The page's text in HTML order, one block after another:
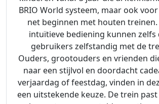
BRIO World systeem, maar ook
net beginnen met houten
intuïtieve bediening kunnen zelfs
gebruikers zelfstandig met de
Ouders, grootouders en vrienden
naar een stijlvol en doordacht
verjaardag of feestdag, vinden in
een uitstekende keuze. De trein